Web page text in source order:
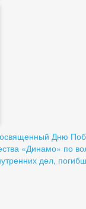
Дню
«Динамо» по
дел,